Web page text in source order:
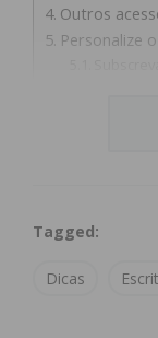
Outros
Personalize
Ter
Quando
ter um canto
Tagged:
Dicas